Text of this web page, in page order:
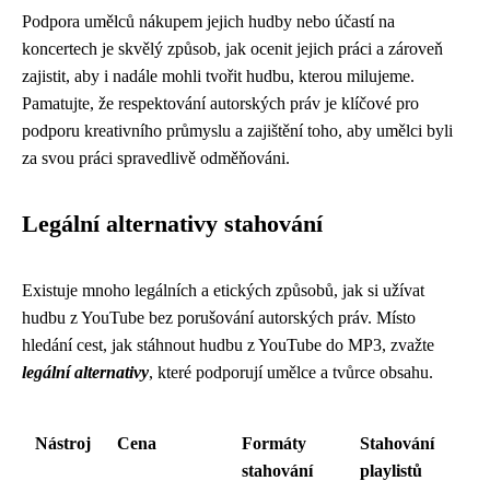
Podpora umělců nákupem jejich hudby nebo účastí na
koncertech je skvělý způsob, jak ocenit jejich práci a zároveň
zajistit, aby i nadále mohli tvořit hudbu, kterou milujeme.
Pamatujte, že respektování autorských práv je klíčové pro
podporu kreativního průmyslu a zajištění toho, aby umělci byli
za svou práci spravedlivě odměňováni.
Legální alternativy stahování
Existuje mnoho legálních a etických způsobů, jak si užívat
hudbu z YouTube bez porušování autorských práv. Místo
hledání cest, jak stáhnout hudbu z YouTube do MP3, zvažte
legální alternativy, které podporují umělce a tvůrce obsahu.
Nástroj Cena
Formáty
stahování
Stahování
playlistů